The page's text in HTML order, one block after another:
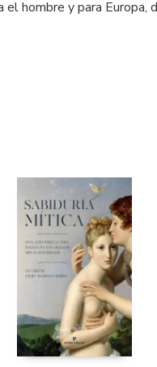
hombre y para Europa,